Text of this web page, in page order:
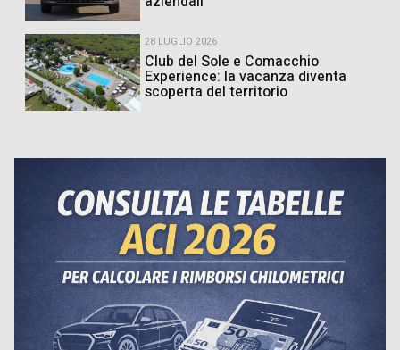
28 LUGLIO 2026
Club del Sole e Comacchio
Experience: la vacanza diventa
scoperta del territorio